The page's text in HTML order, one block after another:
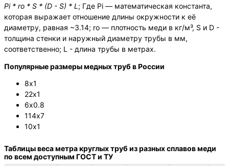
Pi * ro * S * (D - S) * L ; Где Pi — математическая константа,
которая выражает отношение длины окружности к её
диаметру, равная ~3.14; ro — плотность меди в кг/м³, S и D -
толщина стенки и наружный диаметру трубы в мм,
соответственно; L - длина трубы в метрах.
Популярные размеры медных труб в России
8х1
22х1
6х0.8
114х7
10х1
Таблицы веса метра круглых труб из разных сплавов меди
по всем доступным ГОСТ и ТУ